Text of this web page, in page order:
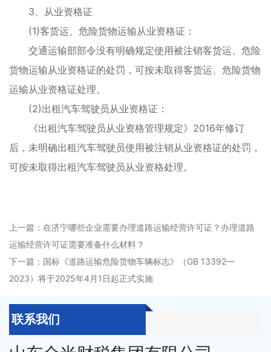
3、从业资格证
(1)客货运、危险货物运输从业资格证：
交通运输部部令没有明确规定使用被注销客货运、危险
货物运输从业资格证的处罚，可按未取得客货运、危险货物
运输从业资格证处理。
(2)出租汽车驾驶员从业资格证：
《出租汽车驾驶员从业资格管理规定》2016年修订
后，未明确出租汽车驾驶员使用被注销从业资格证的处罚，
可按未取得出租汽车驾驶员从业资格处理。
上一篇： 在济宁哪些企业需要办理道路运输经营许可证？办理道路
运输经营许可证需要准备什么材料？
下一篇： 国标《道路运输危险货物车辆标志》（GB 13392—
2023）将于2025年4月1日起正式实施
联系我们